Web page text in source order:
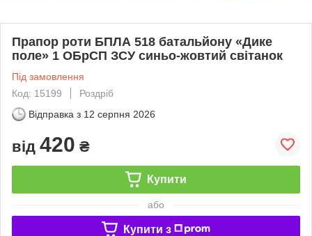
Прапор роти БПЛА 518 батальйону «Дике
поле» 1 ОБрСП ЗСУ синьо-жовтий світанок
Під замовлення
Код: 15199
Роздріб
Відправка з 12 серпня 2026
від 420 ₴
Купити
або
Купити з